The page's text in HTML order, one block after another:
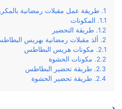
طريقة عمل مقبلات رمضانية
المكونات
طريقة التحضير
ألذ مقبلات رمضانية بهريس
مكونات هريس البطاطس
مكونات الحشوة
طريقة تحضير البطاطس
طريقة تحضير الحشوة